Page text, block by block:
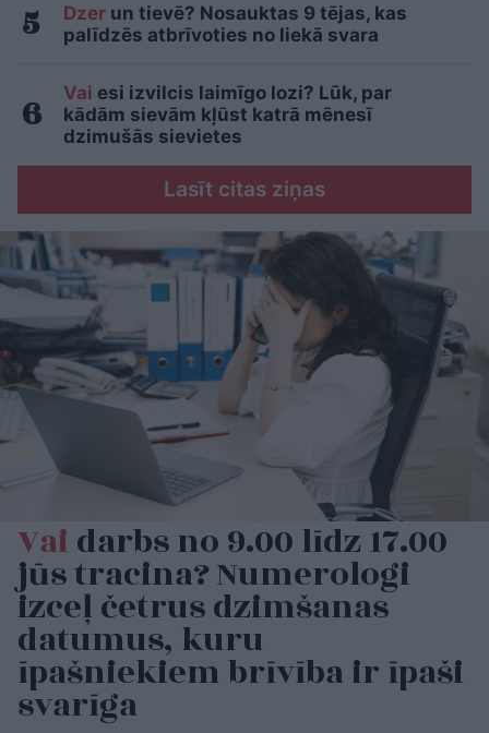
Dzer un tievē? Nosauktas 9 tējas, kas
palīdzēs atbrīvoties no liekā svara
Vai esi izvilcis laimīgo lozi? Lūk, par
kādām sievām kļūst katrā mēnesī
dzimušās sievietes
Lasīt citas ziņas
Vaidarbs no 9.00 līdz 17.00
jūs tracina? Numerologi
izceļ četrus dzimšanas
datumus, kuru
īpašniekiem brīvība ir īpaši
svarīga